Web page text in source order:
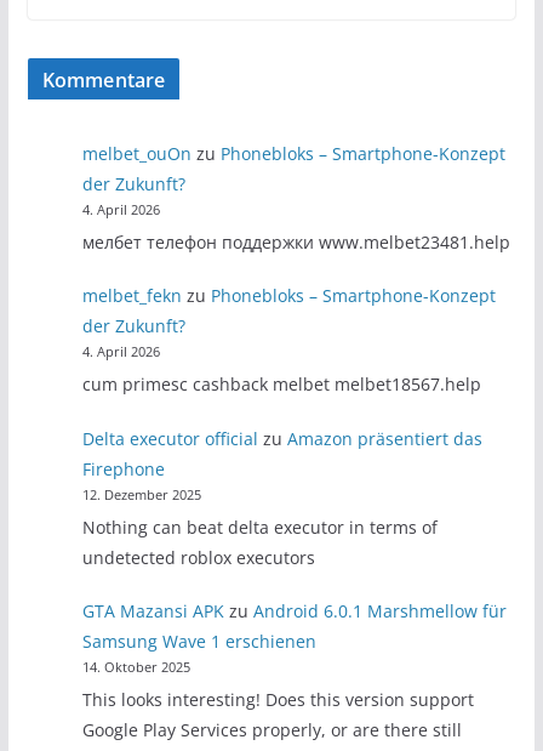
Kommentare
melbet_ouOn zu Phonebloks – Smartphone-Konzept
der Zukunft?
4. April 2026
мелбет телефон поддержки www.melbet23481.help
melbet_fekn zu Phonebloks – Smartphone-Konzept
der Zukunft?
4. April 2026
cum primesc cashback melbet melbet18567.help
Delta executor official zuAmazon präsentiert das
Firephone
12. Dezember 2025
Nothing can beat delta executor in terms of
undetected roblox executors
GTA Mazansi APK zuAndroid 6.0.1 Marshmellow für
Samsung Wave 1 erschienen
14. Oktober 2025
This looks interesting! Does this version support
Google Play Services properly, or are there still